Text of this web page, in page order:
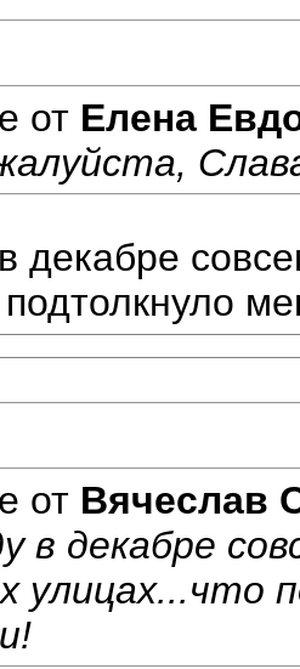
от Елена
декабре
от Вячеслав
в декабре
улицах...что